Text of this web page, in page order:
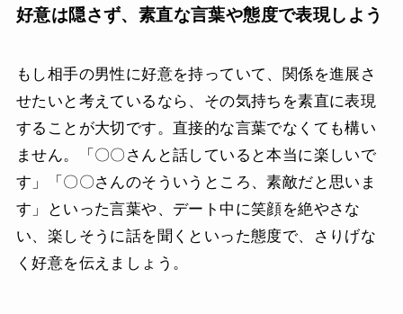
好意は隠さず、素直な言葉や態度で表現しよう
もし相手の男性に好意を持っていて、関係を進展さ
せたいと考えているなら、その気持ちを素直に表現
することが大切です。直接的な言葉でなくても構い
ません。「〇〇さんと話していると本当に楽しいで
す」「〇〇さんのそういうところ、素敵だと思いま
す」といった言葉や、デート中に笑顔を絶やさな
い、楽しそうに話を聞くといった態度で、さりげな
く好意を伝えましょう。